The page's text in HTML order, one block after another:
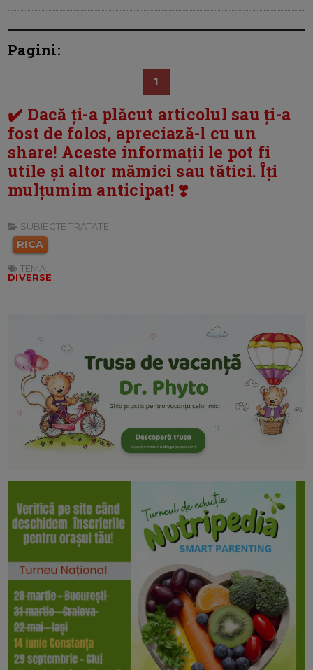
Pagini:
1
✔️ Dacă ți-a plăcut articolul sau ți-a
fost de folos, apreciază-l cu un
share! Aceste informații le pot fi
utile și altor mămici sau tătici. Îți
mulțumim anticipat! ❣️
SUBIECTE TRATATE:
RICA
TEMA:
DIVERSE